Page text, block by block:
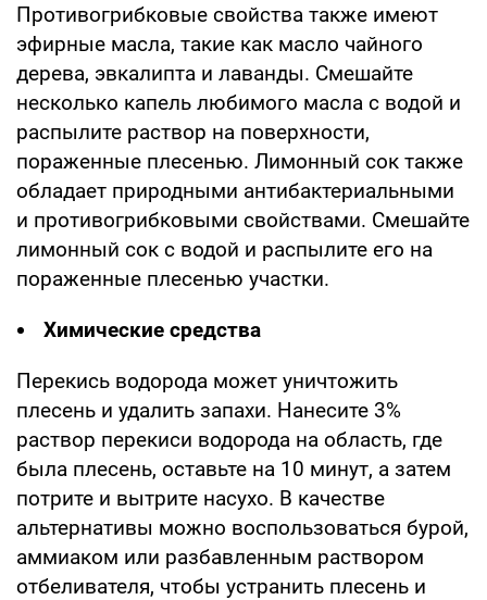
Противогрибковые свойства также имеют
эфирные масла, такие как масло чайного
дерева, эвкалипта и лаванды. Смешайте
несколько капель любимого масла с водой и
распылите раствор на поверхности,
пораженные плесенью. Лимонный сок также
обладает природными антибактериальными
и противогрибковыми свойствами. Смешайте
лимонный сок с водой и распылите его на
пораженные плесенью участки.
Химические средства
Перекись водорода может уничтожить
плесень и удалить запахи. Нанесите 3%
раствор перекиси водорода на область, где
была плесень, оставьте на 10 минут, а затем
потрите и вытрите насухо. В качестве
альтернативы можно воспользоваться бурой,
аммиаком или разбавленным раствором
отбеливателя, чтобы устранить плесень и